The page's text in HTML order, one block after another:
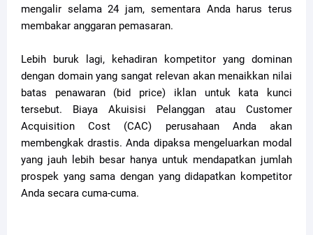
mengalir selama 24 jam, sementara Anda harus terus
membakar anggaran pemasaran.
Lebih buruk lagi, kehadiran kompetitor yang dominan
dengan domain yang sangat relevan akan menaikkan nilai
batas penawaran (bid price) iklan untuk kata kunci
tersebut. Biaya Akuisisi Pelanggan atau Customer
Acquisition Cost (CAC) perusahaan Anda akan
membengkak drastis. Anda dipaksa mengeluarkan modal
yang jauh lebih besar hanya untuk mendapatkan jumlah
prospek yang sama dengan yang didapatkan kompetitor
Anda secara cuma-cuma.